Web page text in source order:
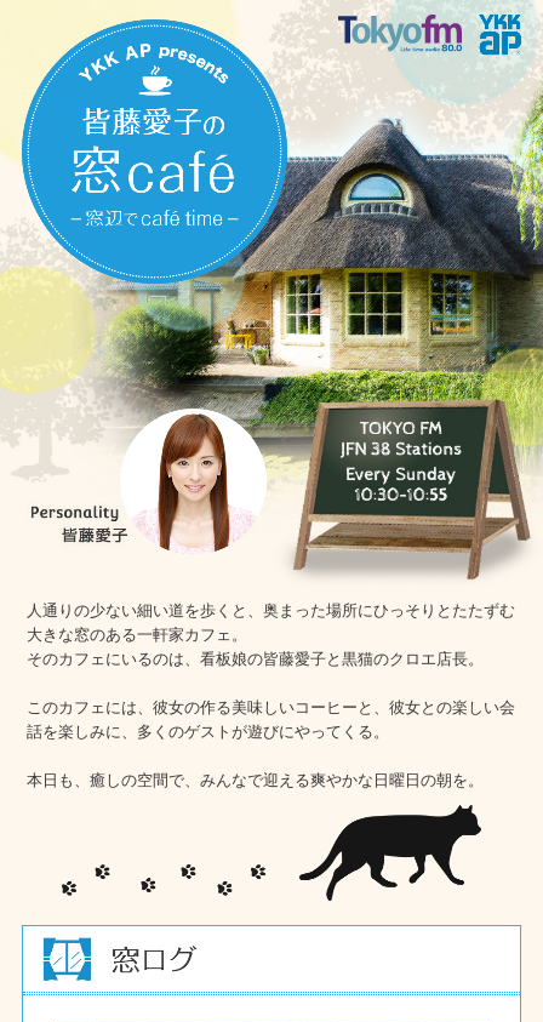
人通りの少ない細い道を歩くと、奥まった場所にひっそりとたたずむ
大きな窓のある一軒家カフェ。
そのカフェにいるのは、看板娘の皆藤愛子と黒猫のクロエ店長。
このカフェには、彼女の作る美味しいコーヒーと、彼女との楽しい会
話を楽しみに、多くのゲストが遊びにやってくる。
本日も、癒しの空間で、みんなで迎える爽やかな日曜日の朝を。